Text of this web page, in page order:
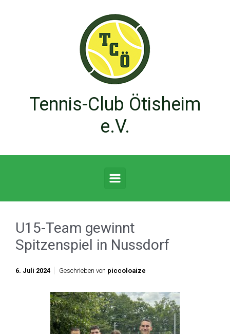
Tennis-Club Ötisheim
e.V.
U15-Team gewinnt
Spitzenspiel in Nussdorf
6. Juli 2024 Geschrieben von piccoloaize